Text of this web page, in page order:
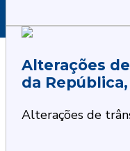
Alterações
da
Alterações de